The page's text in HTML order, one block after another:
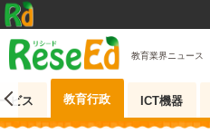
教育業界ニュース
ビス 教育行政 ICT機器